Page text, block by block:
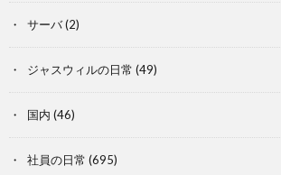
サーバ(2)
ジャスウィルの日常 (49)
国内 (46)
社員の日常 (695)